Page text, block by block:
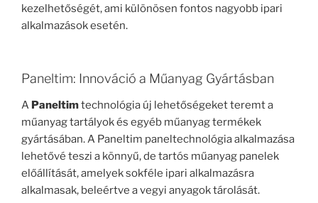
kezelhetőségét, ami különösen fontos nagyobb ipari
alkalmazások esetén.
Paneltim: Innováció a Műanyag Gyártásban
A Paneltimtechnológia új lehetőségeket teremt a
műanyag tartályok és egyéb műanyag termékek
gyártásában. A Paneltim paneltechnológia alkalmazása
lehetővé teszi a könnyű, de tartós műanyag panelek
előállítását, amelyek sokféle ipari alkalmazásra
alkalmasak, beleértve a vegyi anyagok tárolását.